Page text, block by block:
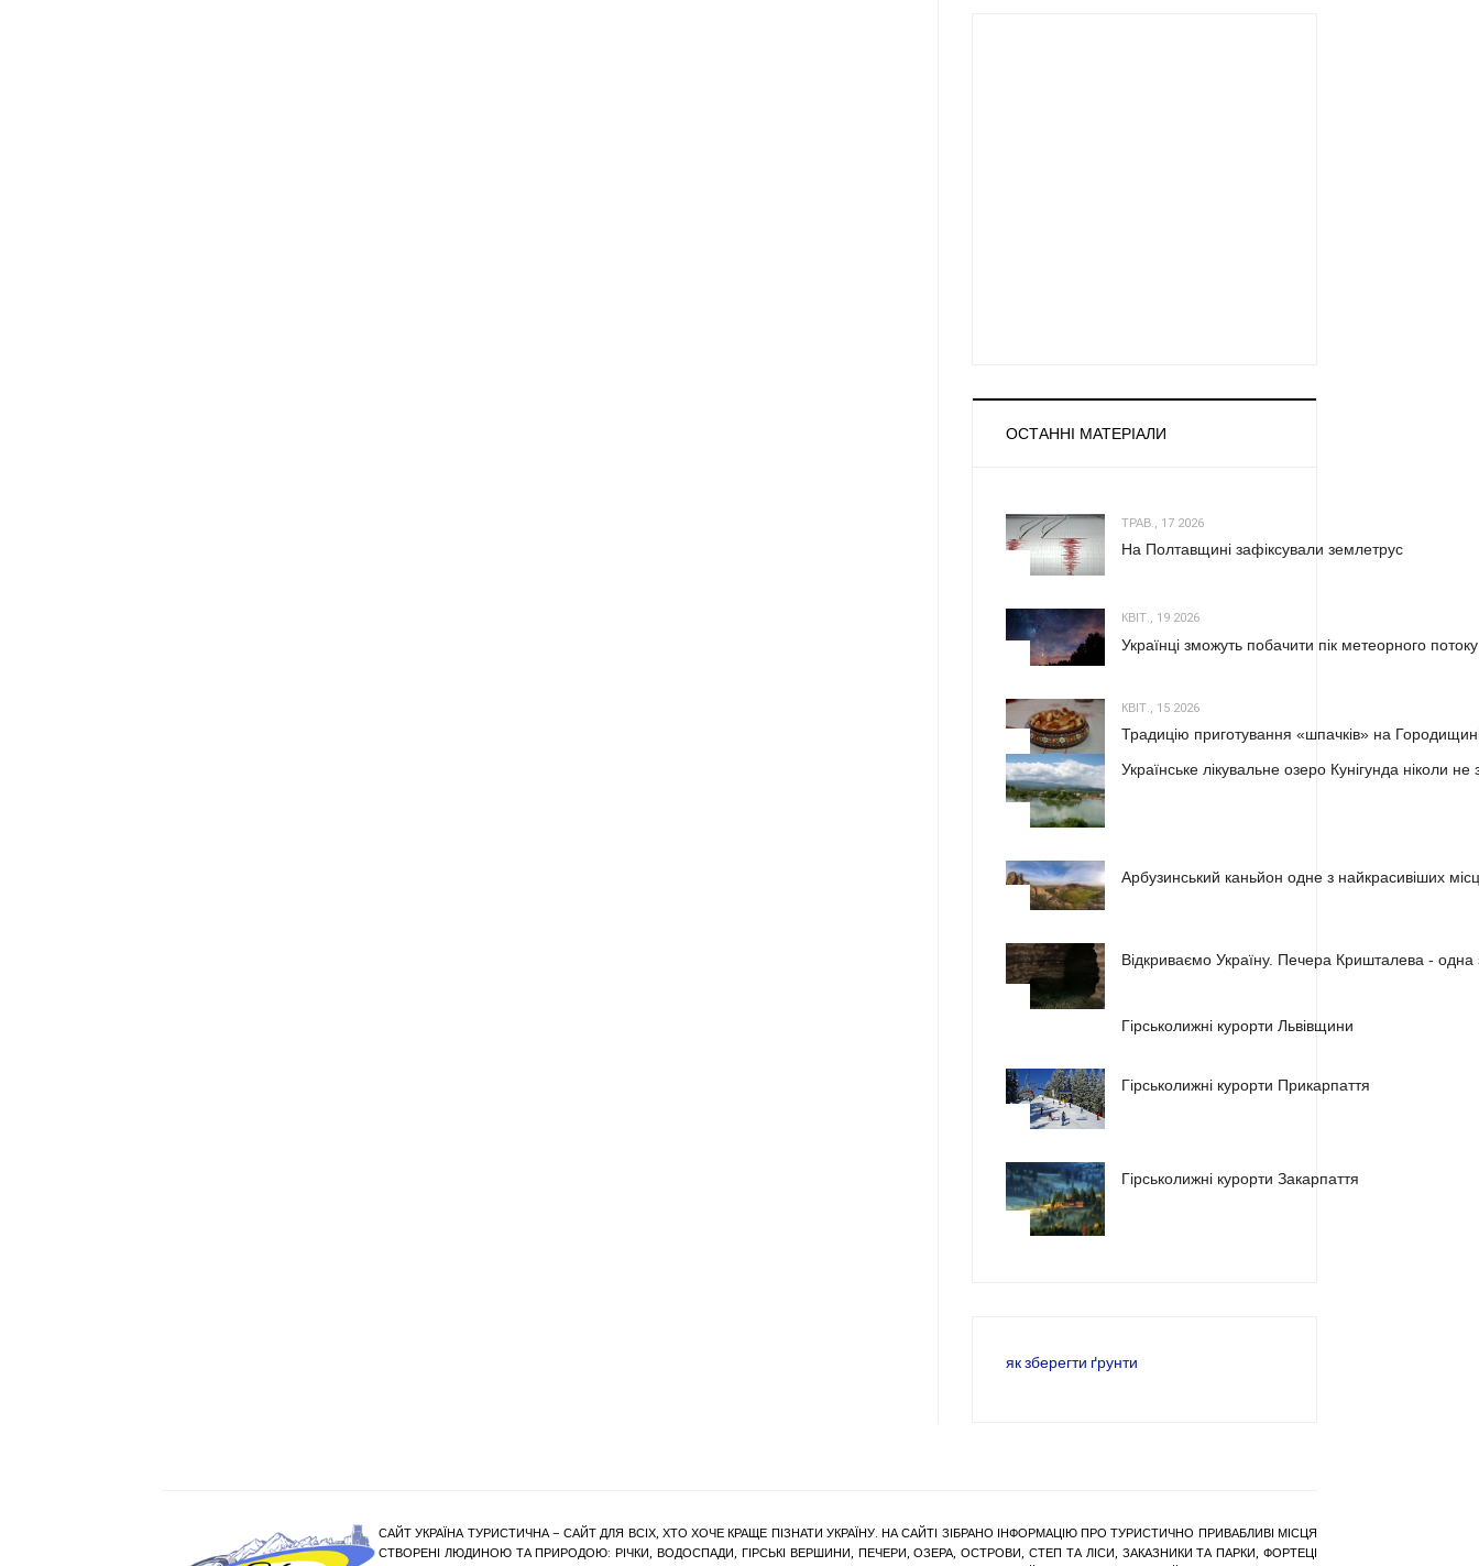
ОСТАННІ МАТЕРІАЛИ
ТРАВ., 17 2026
На Полтавщині зафіксували землетрус
КВІТ., 19 2026
Українці зможуть побачити пік метеорного
КВІТ., 15 2026
Традицію приготування «шпачків» на
Українське лікувальне озеро Кунігунда ніколи
Арбузинський каньйон одне з найкрасивіших
Відкриваємо Україну. Печера Кришталева - одна
Гірськолижні курорти Львівщини
Гірськолижні курорти Прикарпаття
Гірськолижні курорти Закарпаття
як зберегти ґрунти
САЙТ УКРАЇНА ТУРИСТИЧНА – САЙТ ДЛЯ ВСІХ, ХТО ХОЧЕ КРАЩЕ ПІЗНАТИ УКРАЇНУ. НА САЙТІ ЗІБРАНО ІНФОРМАЦІЮ ПРО ТУРИСТИЧНО ПРИВАБЛИВІ МІСЦЯ
СТВОРЕНІ ЛЮДИНОЮ ТА ПРИРОДОЮ: РІЧКИ, ВОДОСПАДИ, ГІРСЬКІ ВЕРШИНИ, ПЕЧЕРИ, ОЗЕРА, ОСТРОВИ, СТЕП ТА ЛІСИ, ЗАКАЗНИКИ ТА ПАРКИ, ФОРТЕЦІ